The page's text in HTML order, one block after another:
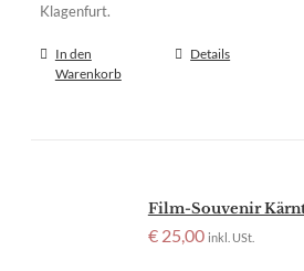
Klagenfurt.
In den
Warenkorb
Details
Film-Souvenir
€25,00 inkl. USt.